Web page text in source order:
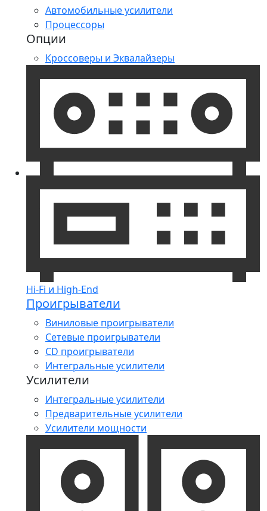
Автомобильные усилители
Процессоры
Опции
Кроссоверы и Эквалайзеры
Hi-Fi и High-End
Проигрыватели
Виниловые проигрыватели
Сетевые проигрыватели
CD проигрыватели
Интегральные усилители
Усилители
Интегральные усилители
Предварительные усилители
Усилители мощности